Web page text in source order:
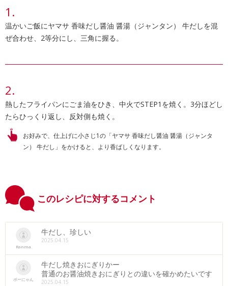
温かいご飯にヤマサ 香味だし醤油 醤湯（ジャンタン） 牛だしを混
ぜ合わせ、2等分にし、三角に握る。
熱したフライパンにごま油をひき、中火でSTEP1を焼く。3分ほどし
たらひっくり返し、反対側も焼く。
お好みで、仕上げに小さじ1の「ヤマサ 香味だし醤油 醤湯（ジャンタ
ン） 牛だし」をかけると、より香ばしくなります。
このレシピに対するコメント
Ranma
牛だし、珍しい
2025.04.15
ボーにゃん
牛だし焼きおにぎりかー
普通のお醤油焼きおにぎりとの違いを確かめたいです
2025.04.15